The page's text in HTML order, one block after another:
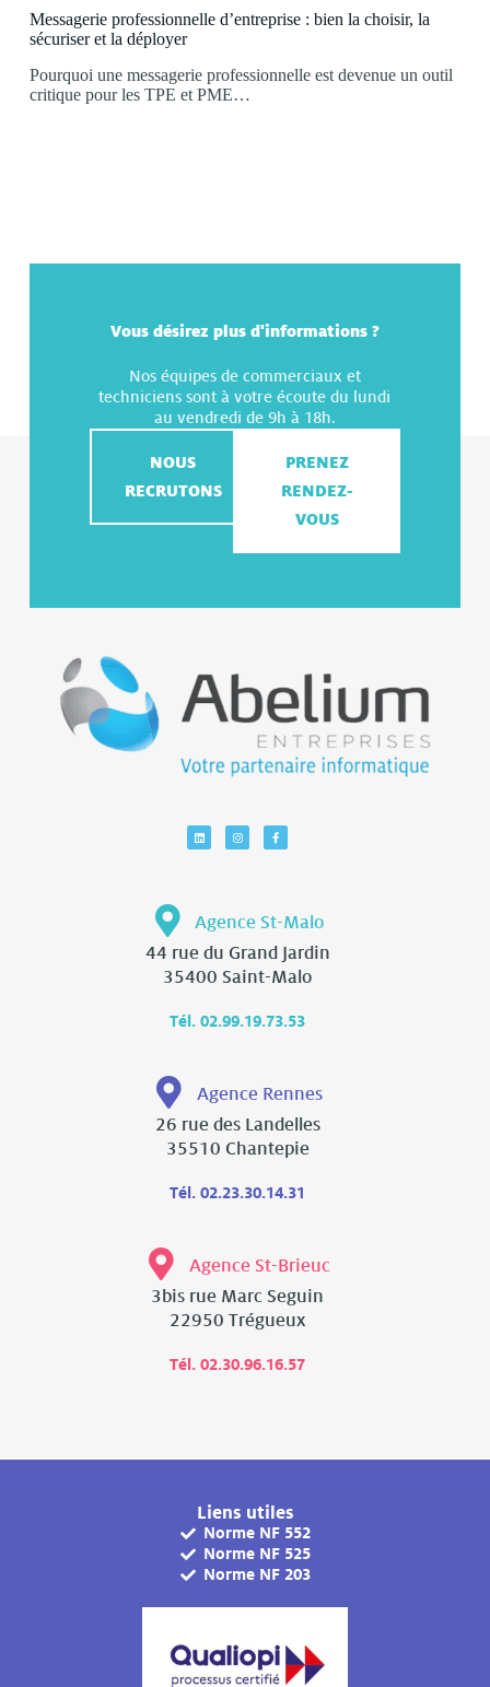
Messagerie professionnelle d’entreprise : bien la choisir, la
sécuriser et la déployer
Pourquoi une messagerie professionnelle est devenue un outil
critique pour les TPE et PME…
Vous désirez plus d'informations ?
Nos équipes de commerciaux et
techniciens sont à votre écoute du lundi
au vendredi de 9h à 18h.
NOUS
RECRUTONS
PRENEZ
RENDEZ-
VOUS
Agence St-Malo
44 rue du Grand Jardin
35400 Saint-Malo
Tél. 02.99.19.73.53
Agence Rennes
26 rue des Landelles
35510 Chantepie
Tél. 02.23.30.14.31
Agence St-Brieuc
3bis rue Marc Seguin
22950 Trégueux
Tél. 02.30.96.16.57
Liens utiles
Norme NF 552
Norme NF 525
Norme NF 203